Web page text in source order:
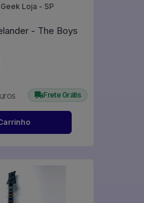
Loja - SP
- The Boys
Frete Grátis